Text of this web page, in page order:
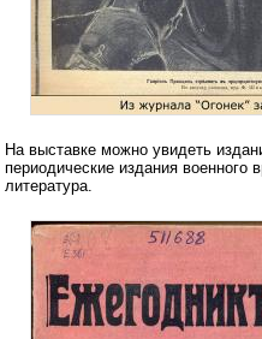
На выставке можно увидеть
периодические издания
литература.